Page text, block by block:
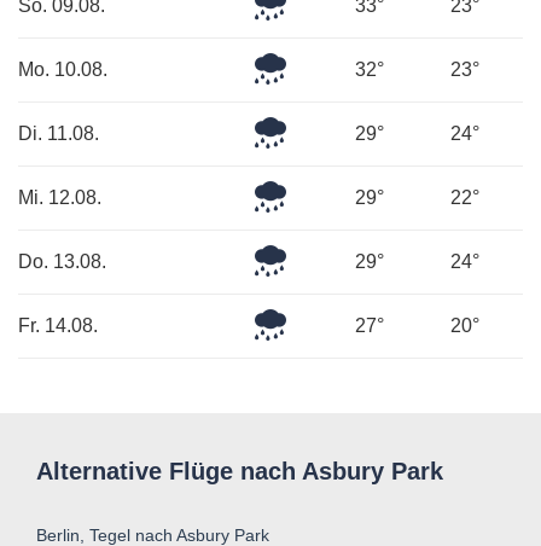
So. 09.08. 33° 23°
Mo. 10.08. 32° 23°
Di. 11.08. 29° 24°
Mi. 12.08.
Mäßiger29° 22°
Do. 13.08. 29° 24°
Fr. 14.08. 27° 20°
Alternative Flüge nach Asbury Park
Berlin, Tegel nach Asbury Park